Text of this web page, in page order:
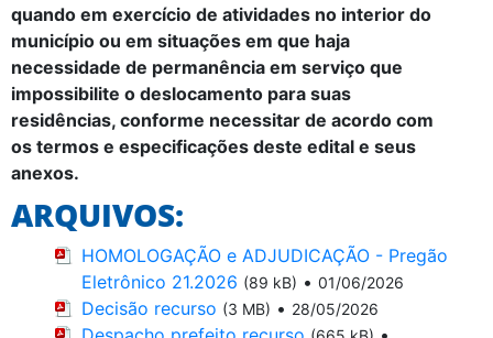
quando em exercício de atividades no interior do
município ou em situações em que haja
necessidade de permanência em serviço que
impossibilite o deslocamento para suas
residências, conforme necessitar de acordo com
os termos e especificações deste edital e seus
anexos.
ARQUIVOS:
HOMOLOGAÇÃO e ADJUDICAÇÃO - Pregão
Eletrônico 21.2026 (89 kB) • 01/06/2026
Decisão recurso (3 MB) • 28/05/2026